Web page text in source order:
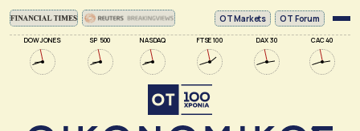
DOW JONES SP 500 NASDAQ FTSE 100 DAX 30 CAC 40
ΟΤ Markets OT Forum